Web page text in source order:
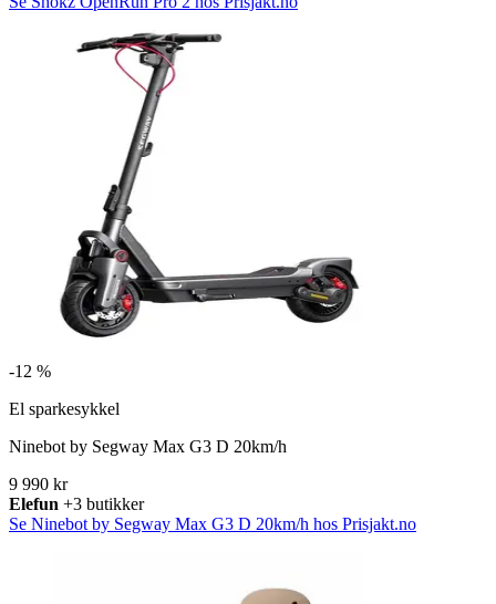
-12 %
El sparkesykkel
Ninebot by Segway Max G3 D 20km/h
9 990 kr
Elefun +3 butikker
Se Ninebot by Segway Max G3 D 20km/h hos Prisjakt.no